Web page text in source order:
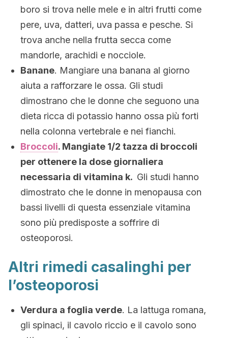
boro si trova nelle mele e in altri frutti come
pere, uva, datteri, uva passa e pesche. Si
trova anche nella frutta secca come
mandorle, arachidi e nocciole.
Banane. Mangiare una banana al giorno
aiuta a rafforzare le ossa. Gli studi
dimostrano che le donne che seguono una
dieta ricca di potassio hanno ossa più forti
nella colonna vertebrale e nei fianchi.
Broccoli. Mangiate 1/2 tazza di broccoli
per ottenere la dose giornaliera
necessaria di vitamina k. Gli studi hanno
dimostrato che le donne in menopausa con
bassi livelli di questa essenziale vitamina
sono più predisposte a soffrire di
osteoporosi.
Altri rimedi casalinghi per
l’osteoporosi
Verdura a foglia verde. La lattuga romana,
gli spinaci, il cavolo riccio e il cavolo sono